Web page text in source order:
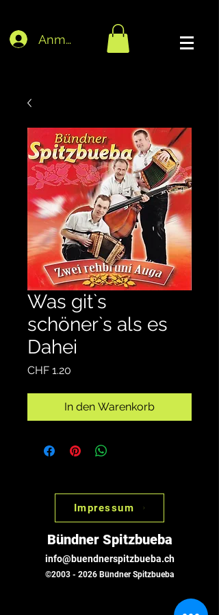
Anmelden
Was git`s
schöner`s als es
Dahei
CHF 1.20
In den Warenkorb
Impressum
Bündner Spitzbueba
info@buendnerspitzbueba.ch
©2003 - 2026 Bündner Spitzbueba